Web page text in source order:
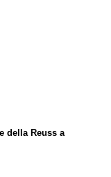
della Reuss a